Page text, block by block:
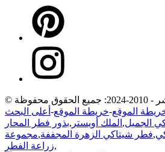
الموقع-خريطة الموقع- أعلى البحث
الجميل, الملك أويستر ,بذور فطر المحار
,فطر شيتاكي الزهرة المجففة,مجموعة
زراعة الفطر,